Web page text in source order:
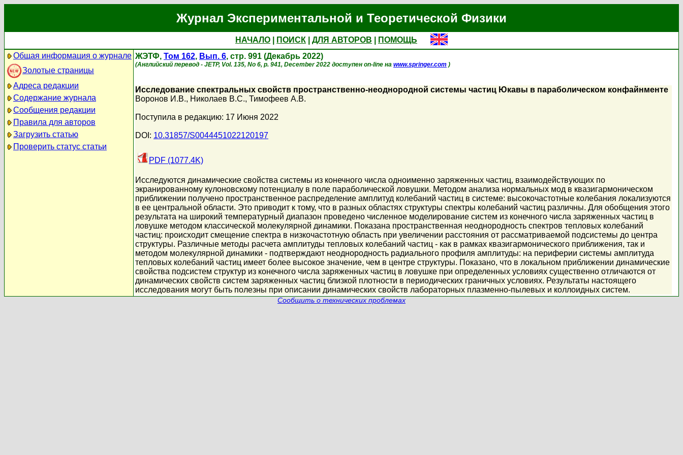
Журнал Экспериментальной и Теоретической Физики
НАЧАЛО ПОИСК ДЛЯ АВТОРОВ
ПОМОЩЬ
Общая информация о журнале
Золотые страницы
Адреса редакции
Содержание журнала
Сообщения редакции
Правила для авторов
Загрузить статью
Проверить статус статьи
ЖЭТФ, Том 162, Вып. 6, стр. 991 (Декабрь 2022)
(Английский перевод - JETP, Vol. 135, No 6, p. 941, December 2022 доступен on-line на www.springer.com )
Исследование спектральных свойств пространственно-неоднородной системы частиц Юкавы в параболическом конфайнменте
Воронов И.В., Николаев В.С., Тимофеев А.В.
Поступила в редакцию: 17 Июня 2022
DOI: 10.31857/S0044451022120197
PDF (1077.4K)
Исследуются динамические свойства системы из конечного числа одноименно заряженных частиц, взаимодействующих по
экранированному кулоновскому потенциалу в поле параболической ловушки. Методом анализа нормальных мод в квазигармоническом
приближении получено пространственное распределение амплитуд колебаний частиц в системе: высокочастотные колебания локализуются
в ее центральной области. Это приводит к тому, что в разных областях структуры спектры колебаний частиц различны. Для обобщения этого
результата на широкий температурный диапазон проведено численное моделирование систем из конечного числа заряженных частиц в
ловушке методом классической молекулярной динамики. Показана пространственная неоднородность спектров тепловых колебаний
частиц: происходит смещение спектра в низкочастотную область при увеличении расстояния от рассматриваемой подсистемы до центра
структуры. Различные методы расчета амплитуды тепловых колебаний частиц - как в рамках квазигармонического приближения, так и
методом молекулярной динамики - подтверждают неоднородность радиального профиля амплитуды: на периферии системы амплитуда
тепловых колебаний частиц имеет более высокое значение, чем в центре структуры. Показано, что в локальном приближении динамические
свойства подсистем структур из конечного числа заряженных частиц в ловушке при определенных условиях существенно отличаются от
динамических свойств систем заряженных частиц близкой плотности в периодических граничных условиях. Результаты настоящего
исследования могут быть полезны при описании динамических свойств лабораторных плазменно-пылевых и коллоидных систем.
Сообщить о технических проблемах